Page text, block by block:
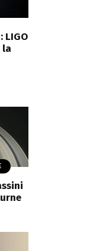
LIGO
la